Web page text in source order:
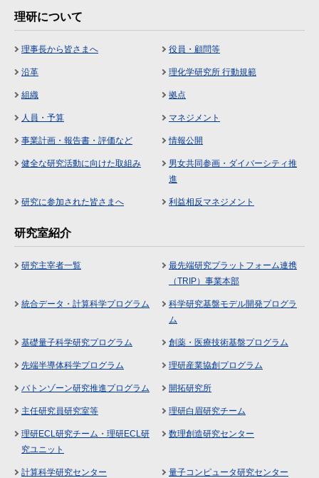
理研について
理事長から皆さまへ 役員・顧問等
沿革 理化学研究所 行動規範
組織 拠点
人員・予算 マネジメント
事業計画・報告書・評価など 情報公開
健全な研究活動に向けた取組み
男女共同参画・ダイバーシティ推
進
研究に参加された皆さまへ 利益相反マネジメント
研究室紹介
研究主宰者一覧
最先端研究プラットフォーム連携
（TRIP）事業本部
統合データ・計算科学プログラム
科学研究基盤モデル開発プログラ
ム
基礎量子科学研究プログラム 創薬・医療技術基盤プログラム
先端半導体科学プログラム 理研産業協創プログラム
バトンゾーン研究推進プログラム 開拓研究所
主任研究員研究室等 理研白眉研究チーム
理研ECL研究チーム・理研ECL研
究ユニット
数理創造研究センター
計算科学研究センター 量子コンピュータ研究センター